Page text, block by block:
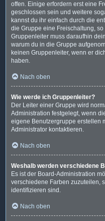
offen. Einige erfordern erst eine
geschlossen sein und weitere
kannst du ihr einfach durch die
die Gruppe eine Freischaltung,
Gruppenleiter muss daraufhin
warum du in die Gruppe
keinen Gruppenleiter, wenn er
haben.
Nach oben
Wie werde ich Gruppenleiter?
Der Leiter einer Gruppe wird
Administration festgelegt, wenn
eigene Benutzergruppe erstellen
Administrator kontaktieren.
Nach oben
Weshalb werden verschiedene
Es ist der Board-Administration
verschiedene Farben zuzuteilen,
identifizieren sind.
Nach oben